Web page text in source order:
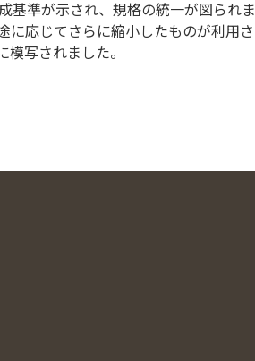
基準が示され、規格の統一が図られま
に応じてさらに縮小したものが利用さ
写されました。